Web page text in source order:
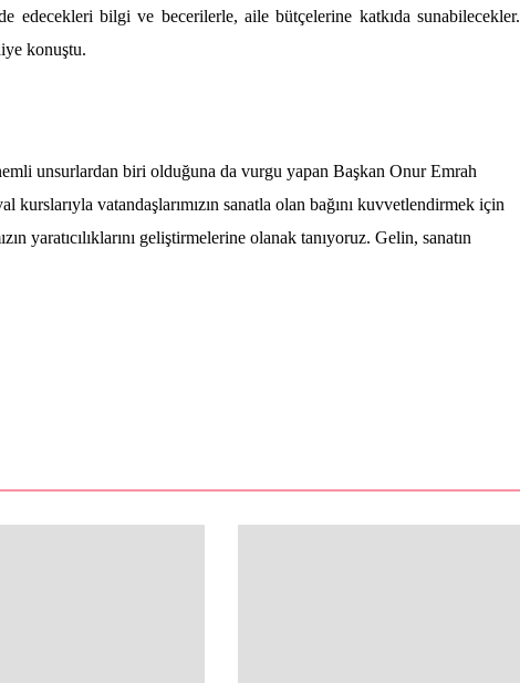
edecekleri bilgi ve becerilerle, aile bütçelerine katkıda sunabilecekler.
konuştu.
unsurlardan biri olduğuna da vurgu yapan Başkan Onur Emrah
kurslarıyla vatandaşlarımızın sanatla olan bağını kuvvetlendirmek için
yaratıcılıklarını geliştirmelerine olanak tanıyoruz. Gelin, sanatın